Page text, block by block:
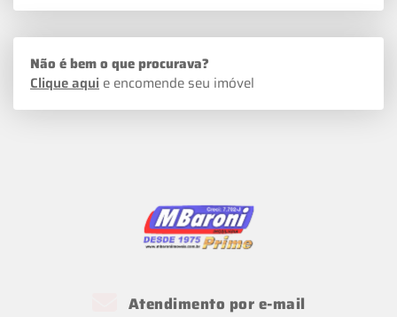
Não é bem o que procurava?
Clique aqui e encomende seu imóvel
Atendimento por e-mail